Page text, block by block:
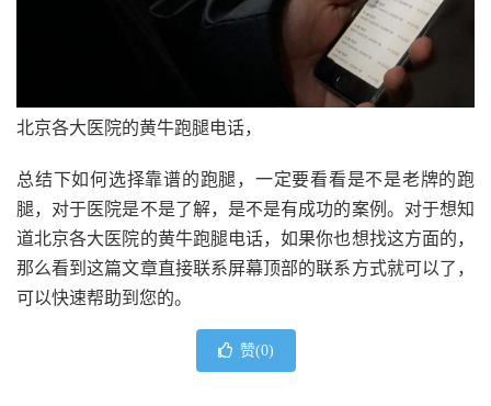
北京各大医院的黄牛跑腿电话，
总结下如何选择靠谱的跑腿，一定要看看是不是老牌的跑
腿，对于医院是不是了解，是不是有成功的案例。对于想知
道北京各大医院的黄牛跑腿电话，如果你也想找这方面的，
那么看到这篇文章直接联系屏幕顶部的联系方式就可以了，
可以快速帮助到您的。
赞(0)